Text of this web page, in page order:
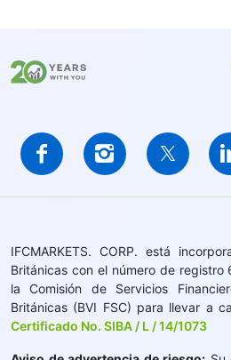
IFCMARKETS. CORP. está
Británicas con el número de
la Comisión de Servicios
Británicas (BVI FSC) para llevar a
Certificado No. SIBA / L / 14/1073